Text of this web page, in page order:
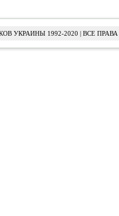
УКРАИНЫ 1992-2020 | ВСЕ